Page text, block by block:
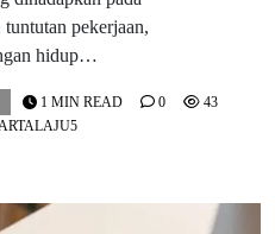
pekerjaan,
hidup…
1 MIN READ 0 43